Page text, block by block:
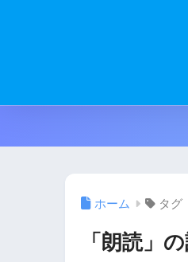
ホーム タグ
「朗読」